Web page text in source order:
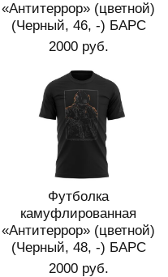
«Антитеррор» (цветной)
(Черный, 46, -) БАРС
2000 руб.
Футболка
камуфлированная
«Антитеррор» (цветной)
(Черный, 48, -) БАРС
2000 руб.